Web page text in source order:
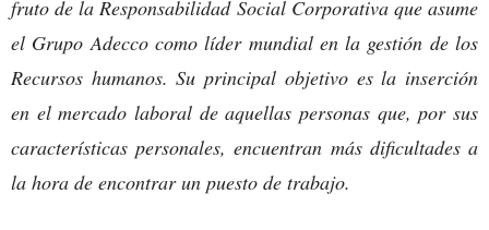
fruto de la Responsabilidad Social Corporativa que asume
el Grupo Adecco como líder mundial en la gestión de los
Recursos humanos. Su principal objetivo es la inserción
en el mercado laboral de aquellas personas que, por sus
características personales, encuentran más dificultades a
la hora de encontrar un puesto de trabajo.